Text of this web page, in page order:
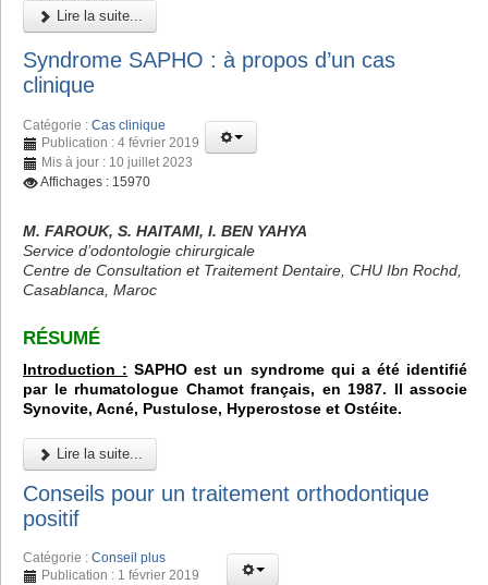
Lire la suite...
Syndrome SAPHO : à propos d’un cas
clinique
Catégorie : Cas clinique
Publication : 4 février 2019
Mis à jour : 10 juillet 2023
Affichages : 15970
M. FAROUK, S. HAITAMI, I. BEN YAHYA
Service d’odontologie chirurgicale
Centre de Consultation et Traitement Dentaire, CHU Ibn Rochd,
Casablanca, Maroc
RÉSUMÉ
Introduction : SAPHO est un syndrome qui a été identifié
par le rhumatologue Chamot français, en 1987. Il associe
Synovite, Acné, Pustulose, Hyperostose et Ostéite.
Lire la suite...
Conseils pour un traitement orthodontique
positif
Catégorie : Conseil plus
Publication : 1 février 2019